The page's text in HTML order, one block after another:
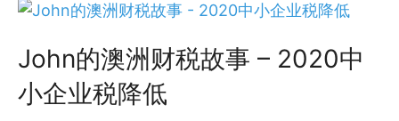
John的澳洲财税故事 – 2020中
小企业税降低